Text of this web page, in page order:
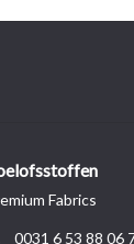
Fabrics
0031 6 53 88 06